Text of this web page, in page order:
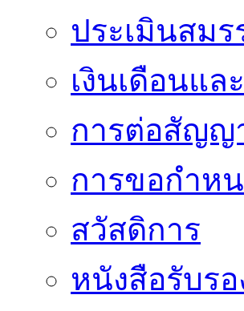
ประเมินสมร
เงินเดือนแ
การต่อสัญญ
การขอกำห
สวัสดิการ
หนังสือรับรอ